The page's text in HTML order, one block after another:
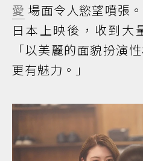
愛 場面令人慾望噴張
日本上映後，收到大
「以美麗的面貌扮演
更有魅力。」